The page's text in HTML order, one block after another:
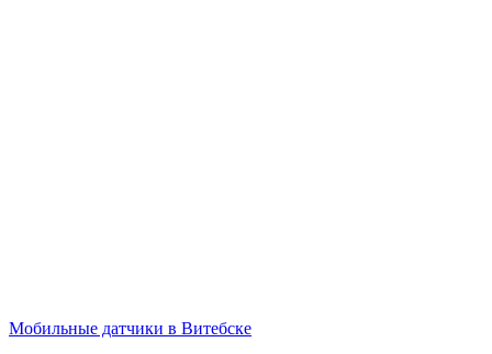
Мобильные датчики в Витебске